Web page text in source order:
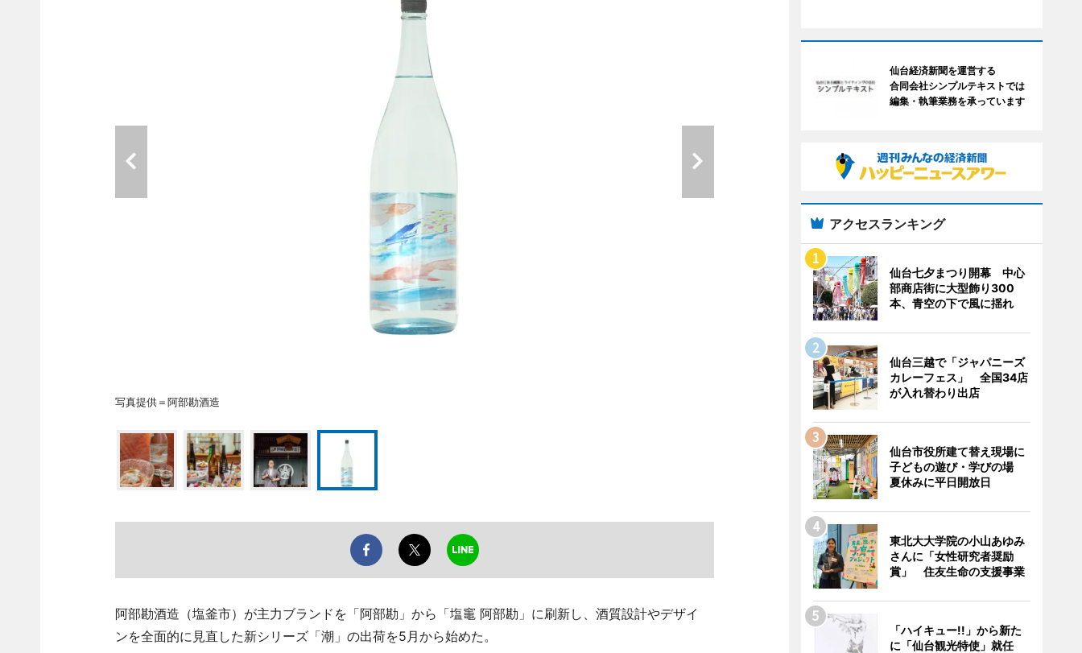
写真提供＝阿部勘酒造
阿部勘酒造（塩釜市）が主力ブランドを「阿部勘」から「塩竈 阿部勘」に刷新し、酒質設計やデザイ
ンを全面的に見直した新シリーズ「潮」の出荷を5月から始めた。
仙台経済新聞を運営する
合同会社シンプルテキストでは
編集・執筆業務を承っています
アクセスランキング
仙台七夕まつり開幕 中心
部商店街に大型飾り300
本、青空の下で風に揺れ
仙台三越で「ジャパニーズ
カレーフェス」 全国34店
が入れ替わり出店
仙台市役所建て替え現場に
子どもの遊び・学びの場
夏休みに平日開放日
東北大大学院の小山あゆみ
さんに「女性研究者奨励
賞」 住友生命の支援事業
「ハイキュー!!」から新た
に「仙台観光特使」就任